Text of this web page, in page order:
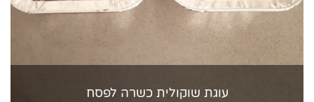
עוגת שוקולית כשרה לפסח